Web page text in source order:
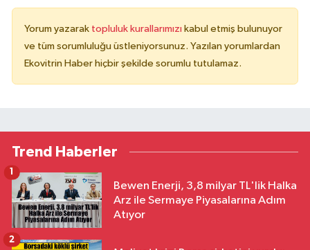
Yorum yazarak topluluk kurallarımızı kabul etmiş bulunuyor
ve tüm sorumluluğu üstleniyorsunuz. Yazılan yorumlardan
Ekovitrin Haber hiçbir şekilde sorumlu tutulamaz.
Trend Haberler
Bewen Enerji, 3,8 milyar TL'lik Halka
Arz ile Sermaye Piyasalarına Adım
Atıyor
1
2